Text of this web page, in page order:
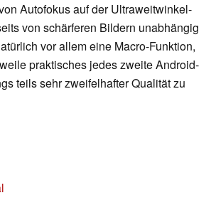
Autofokus auf der Ultraweitwinkel-
von schärferen Bildern unabhängig
vor allem eine Macro-Funktion,
praktisches jedes zweite Android-
teils sehr zweifelhafter Qualität zu